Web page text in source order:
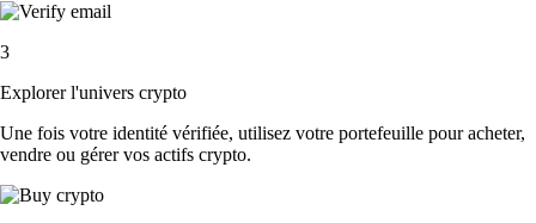
3
Explorer l'univers crypto
Une fois votre identité vérifiée, utilisez votre portefeuille pour acheter,
vendre ou gérer vos actifs crypto.